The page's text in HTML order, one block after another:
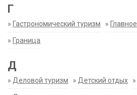
Г
» Гастрономический туризм » Главное
» Граница
Д
» Деловой туризм » Детский отдых »